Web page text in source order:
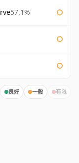
57.1%
良好 一般 有限